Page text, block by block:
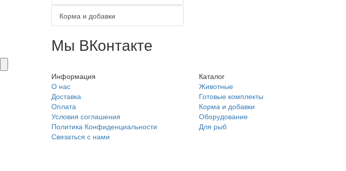
Корма и добавки
Мы ВКонтакте
Информация
О нас
Доставка
Оплата
Условия соглашения
Политика Конфиденциальности
Связаться с нами
Каталог
Животные
Готовые комплекты
Корма и добавки
Оборудование
Для рыб